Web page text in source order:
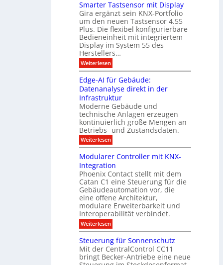
c
h
n
o
l
o
g
e
s
k
e
n
n
u
n
g
m
i
t
A
n
s
a
g
r
a
u
c
h
m
e
l
d
e
r
n
n
e
t
n
e
u
e
s
A
u
s
b
i
l
d
u
n
g
s
z
e
n
t
r
u
m
e
r
h
e
i
t
s
e
x
p
o
M
ü
n
c
h
e
n
2
0
2
6
g
e
h
t
e
r
f
o
l
g
r
e
i
c
h
z
Smarter Tastsensor mit Display
Gira ergänzt sein KNX-Portfolio
um den neuen Tastsensor 4.55
Plus. Die flexibel konfigurierbare
Bedieneinheit mit integriertem
Display im System 55 des
Herstellers…
Weiterlesen:
S
m
a
r
t
e
r
T
a
s
t
s
n
s
o
r
m
i
t
D
i
s
p
a
y
Edge-AI für Gebäude:
Datenanalyse direkt in der
Infrastruktur
Moderne Gebäude und
technische Anlagen erzeugen
kontinuierlich große Mengen an
Betriebs- und Zustandsdaten.
Weiterlesen:
E
g
e
-
A
I
f
ü
r
G
e
b
u
d
e
Modularer Controller mit KNX-
Integration
Phoenix Contact stellt mit dem
Catan C1 eine Steuerung für die
Gebäudeautomation vor, die
eine offene Architektur,
modulare Erweiterbarkeit und
Interoperabilität verbindet.
Weiterlesen:
M
d
u
l
Steuerung für Sonnenschutz
Mit der CentralControl CC11
bringt Becker-Antriebe eine neue